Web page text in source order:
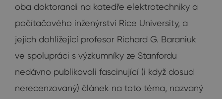
oba doktorandi na katedře elektrotechniky a
počítačového inženýrství Rice University, a
jejich dohlížející profesor Richard G. Baraniuk
ve spolupráci s výzkumníky ze Stanfordu
nedávno publikovali fascinující (i když dosud
nerecenzovaný) článek na toto téma, nazvaný